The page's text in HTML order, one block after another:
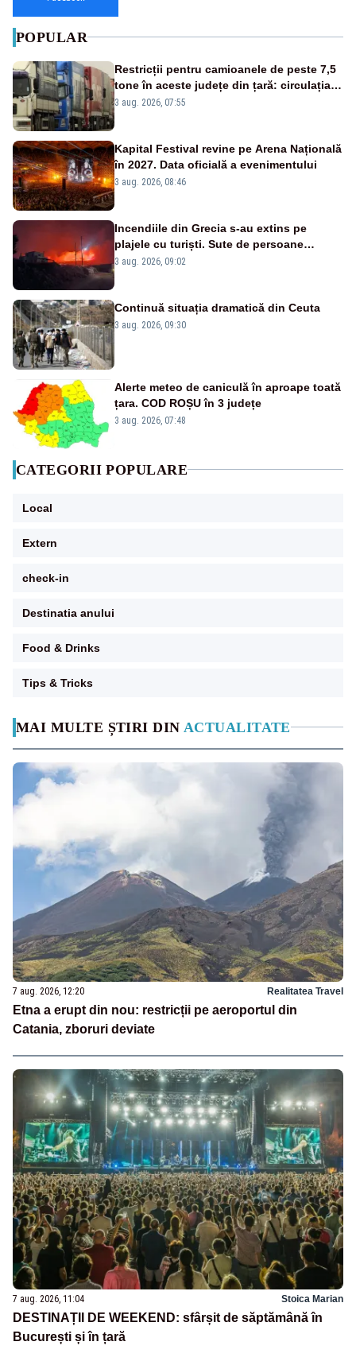
MAI MULTE ȘTIRI DIN ACTUALITATE
7 aug. 2026, 12:20 Realitatea Travel
Etna a erupt din nou: restricții pe aeroportul din
Catania, zboruri deviate
7 aug. 2026, 11:04 Stoica Marian
DESTINAȚII DE WEEKEND: sfârșit de săptămână în
București și în țară
POPULAR
Restricții pentru camioanele de peste 7,5
tone în aceste județe din țară: circulația
este interzisă luni, între orele 12:00 și
3 aug. 2026, 07:55
Kapital Festival revine pe Arena Națională
în 2027. Data oficială a evenimentului
3 aug. 2026, 08:46
Incendiile din Grecia s-au extins pe
plajele cu turiști. Sute de persoane
evacuate pe mare, drumuri blocate de
3 aug. 2026, 09:02
Continuă situația dramatică din Ceuta
3 aug. 2026, 09:30
Alerte meteo de caniculă în aproape toată
țara. COD ROȘU în 3 județe
3 aug. 2026, 07:48
CATEGORII POPULARE
Local
Extern
check-in
Destinatia anului
Food & Drinks
Tips & Tricks